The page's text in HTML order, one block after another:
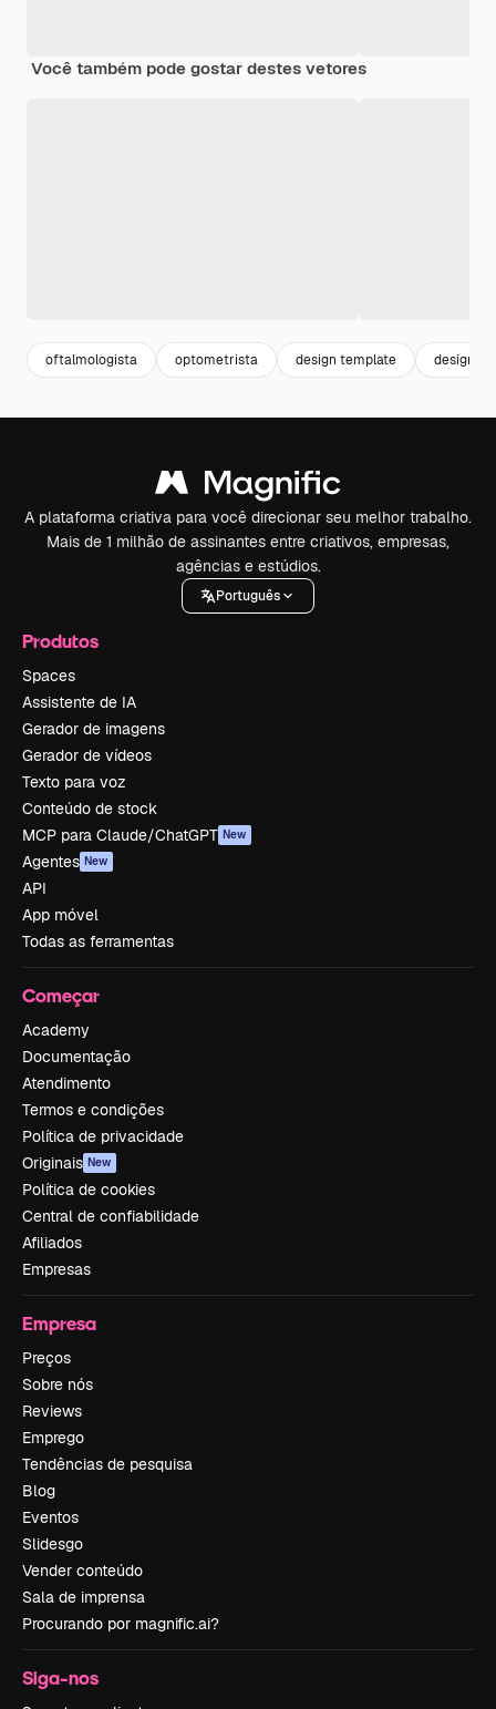
Você também pode gostar destes vetores
oftalmologista optometrista design template design
A plataforma criativa para você direcionar seu melhor trabalho.
Mais de 1 milhão de assinantes entre criativos, empresas,
agências e estúdios.
Português
Produtos
Spaces
Assistente de IA
Gerador de imagens
Gerador de vídeos
Texto para voz
Conteúdo de stock
MCP para Claude/ChatGPT New
Agentes New
API
App móvel
Todas as ferramentas
Começar
Academy
Documentação
Atendimento
Termos e condições
Política de privacidade
Originais New
Política de cookies
Central de confiabilidade
Afiliados
Empresas
Empresa
Preços
Sobre nós
Reviews
Emprego
Tendências de pesquisa
Blog
Eventos
Slidesgo
Vender conteúdo
Sala de imprensa
Procurando por magnific.ai?
Siga-nos